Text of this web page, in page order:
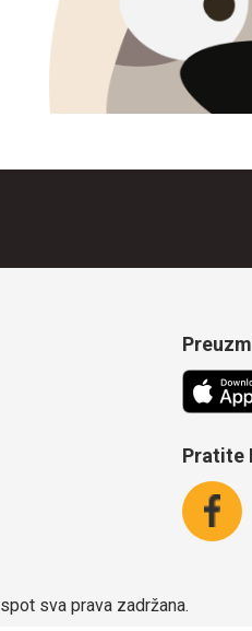
Pratite
Petspot sva prava zadržana.